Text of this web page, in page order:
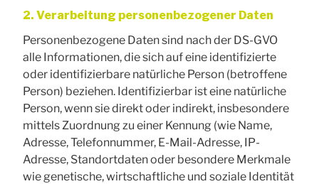
2. Verarbeitung personenbezogener Daten
Personenbezogene Daten sind nach der DS-GVO
alle Informationen, die sich auf eine identifizierte
oder identifizierbare natürliche Person (betroffene
Person) beziehen. Identifizierbar ist eine natürliche
Person, wenn sie direkt oder indirekt, insbesondere
mittels Zuordnung zu einer Kennung (wie Name,
Adresse, Telefonnummer, E-Mail-Adresse, IP-
Adresse, Standortdaten oder besondere Merkmale
wie genetische, wirtschaftliche und soziale Identität